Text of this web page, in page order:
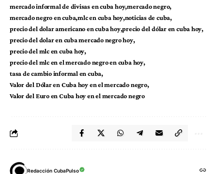
mercado informal de divisas en cuba hoy mercado negro
mercado negro en cuba mlc en cuba hoy noticias de cuba
precio del dolar americano en cuba hoy precio del dólar en cuba hoy
precio del dolar en cuba mercado negro hoy
precio del mlc en cuba hoy
precio del mlc en el mercado negro en cuba hoy
tasa de cambio informal en cuba
Valor del Dólar en Cuba hoy en el mercado negro
Valor del Euro en Cuba hoy en el mercado negro
Redacción CubaPulso